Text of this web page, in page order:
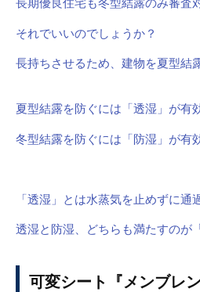
長期優良住宅も冬型結露のみ審査
それでいいのでしょうか？
長持ちさせるため、建物を夏型結
夏型結露を防ぐには「透湿」が有
冬型結露を防ぐには「防湿」が有
「透湿」とは水蒸気を止めずに通
透湿と防湿、どちらも満たすのが
可変シート『メンブレ